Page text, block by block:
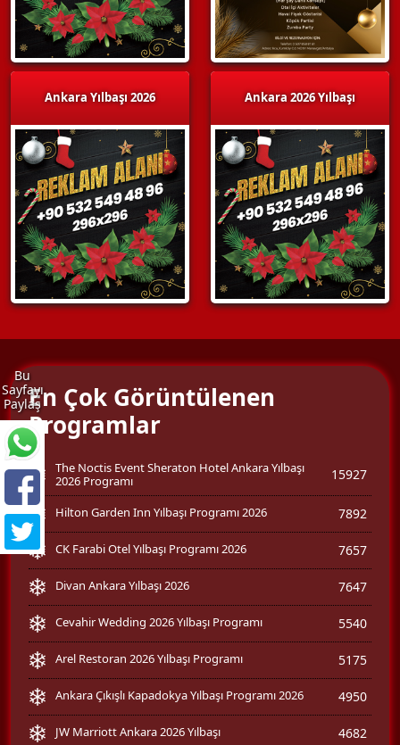
Ankara Yılbaşı 2026 Ankara 2026 Yılbaşı
Bu
Sayfayı
PaylaşEn Çok Görüntülenen
Programlar
The Noctis Event Sheraton Hotel Ankara Yılbaşı
2026 Programı
15927
Hilton Garden Inn Yılbaşı Programı 2026 7892
CK Farabi Otel Yılbaşı Programı 2026 7657
Divan Ankara Yılbaşı 2026 7647
Cevahir Wedding 2026 Yılbaşı Programı 5540
Arel Restoran 2026 Yılbaşı Programı 5175
Ankara Çıkışlı Kapadokya Yılbaşı Programı 2026 4950
JW Marriott Ankara 2026 Yılbaşı 4682